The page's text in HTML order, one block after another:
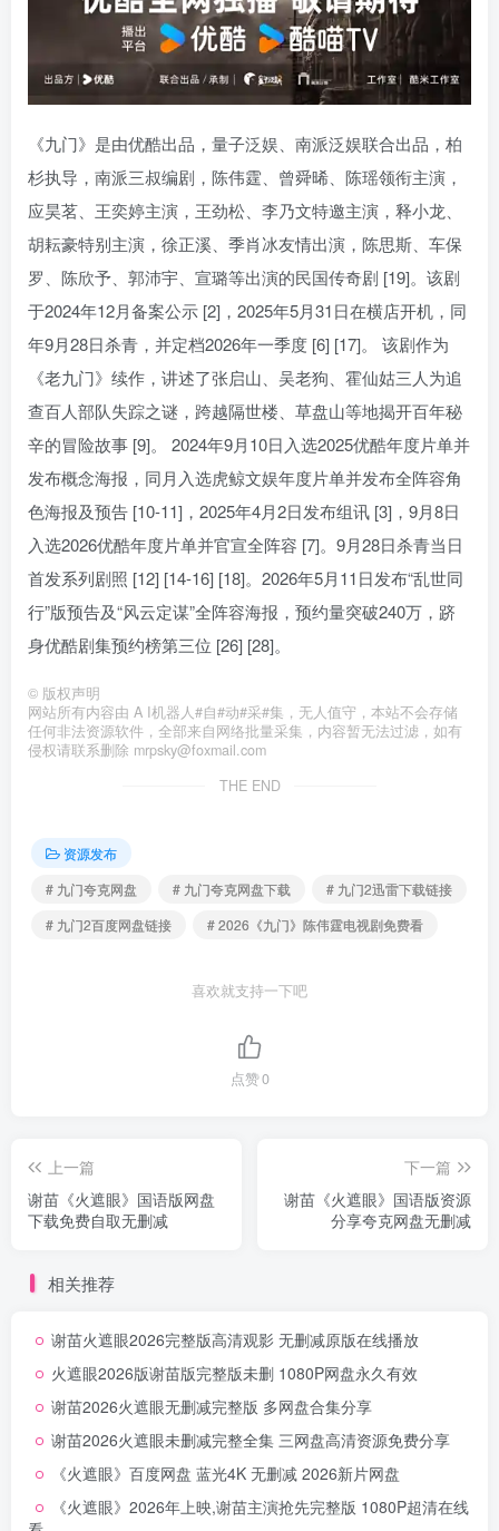
《九门》是由优酷出品，量子泛娱、南派泛娱联合出品，柏
杉执导，南派三叔编剧，陈伟霆、曾舜晞、陈瑶领衔主演，
应昊茗、王奕婷主演，王劲松、李乃文特邀主演，释小龙、
胡耘豪特别主演，徐正溪、季肖冰友情出演，陈思斯、车保
罗、陈欣予、郭沛宇、宣璐等出演的民国传奇剧 [19]。该剧
于2024年12月备案公示 [2]，2025年5月31日在横店开机，同
年9月28日杀青，并定档2026年一季度 [6] [17]。 该剧作为
《老九门》续作，讲述了张启山、吴老狗、霍仙姑三人为追
查百人部队失踪之谜，跨越隔世楼、草盘山等地揭开百年秘
辛的冒险故事 [9]。 2024年9月10日入选2025优酷年度片单并
发布概念海报，同月入选虎鲸文娱年度片单并发布全阵容角
色海报及预告 [10-11]，2025年4月2日发布组讯 [3]，9月8日
入选2026优酷年度片单并官宣全阵容 [7]。9月28日杀青当日
首发系列剧照 [12] [14-16] [18]。2026年5月11日发布“乱世同
行”版预告及“风云定谋”全阵容海报，预约量突破240万，跻
身优酷剧集预约榜第三位 [26] [28]。
© 版权声明
网站所有内容由 A I机器人#自#动#采#集，无人值守，本站不会存储
任何非法资源软件，全部来自网络批量采集，内容暂无法过滤，如有
侵权请联系删除 mrpsky@foxmail.com
THE END
资源发布
# 九门夸克网盘
# 九门夸克网盘下载
# 九门2迅雷下载链接
# 九门2百度网盘链接
# 2026《九门》陈伟霆电视剧免费看
喜欢就支持一下吧
点赞0
上一篇
谢苗《火遮眼》国语版网盘
下载免费自取无删减
下一篇
谢苗《火遮眼》国语版资源
分享夸克网盘无删减
相关推荐
谢苗火遮眼2026完整版高清观影 无删减原版在线播放
火遮眼2026版谢苗版完整版未删 1080P网盘永久有效
谢苗2026火遮眼无删减完整版 多网盘合集分享
谢苗2026火遮眼未删减完整全集 三网盘高清资源免费分享
《火遮眼》百度网盘 蓝光4K 无删减 2026新片网盘
《火遮眼》2026年上映,谢苗主演抢先完整版 1080P超清在线